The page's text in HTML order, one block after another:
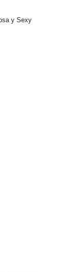
y Sexy